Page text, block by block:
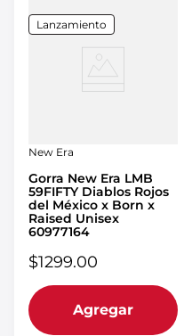
Lanzamiento
New Era
Gorra New Era LMB
59FIFTY Diablos Rojos
del México x Born x
Raised Unisex
60977164
$1299.00
Agregar